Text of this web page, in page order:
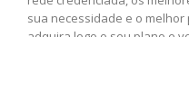
sua necessidade e o
adquira logo o seu plano e